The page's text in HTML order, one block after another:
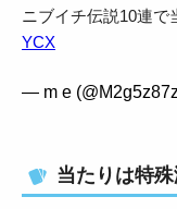
ニブイチ伝説10連で
YCX
— m e
当たりは特殊